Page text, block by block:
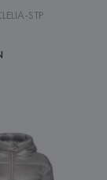
STP